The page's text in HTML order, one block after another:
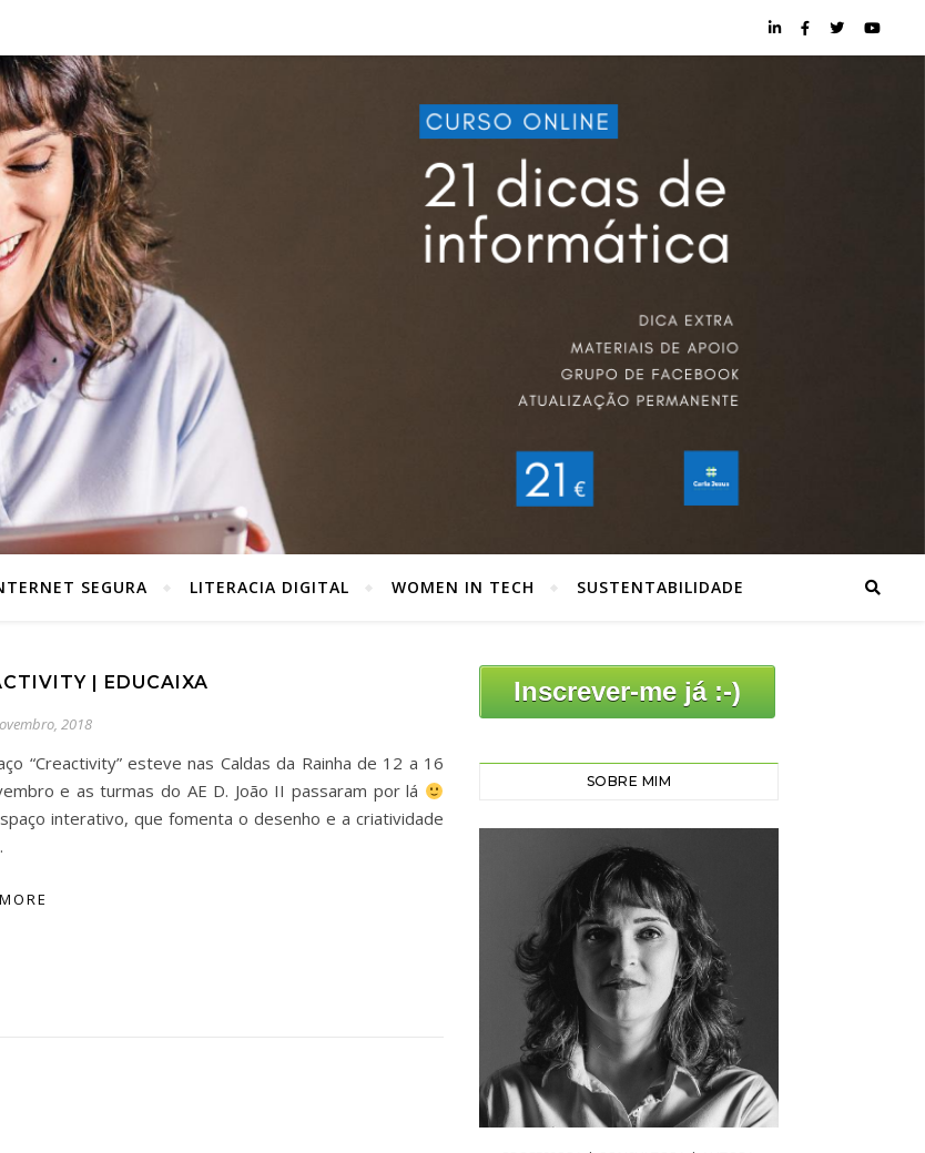
SEGURA LITERACIA DIGITAL WOMEN IN TECH SUSTENTABILIDADE
| EDUCAIXA
2018
“Creactivity” esteve nas Caldas da Rainha de 12 a 16
e as turmas do AE D. João II passaram por lá
interativo, que fomenta o desenho e a criatividade
Inscrever-me já :-)
SOBRE MIM